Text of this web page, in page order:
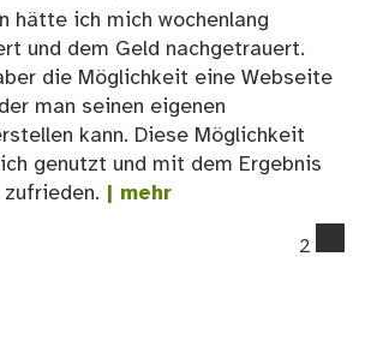
hätte ich mich wochenlang
und dem Geld nachgetrauert.
die Möglichkeit eine Webseite
man seinen eigenen
kann. Diese Möglichkeit
genutzt und mit dem Ergebnis
| mehr
2